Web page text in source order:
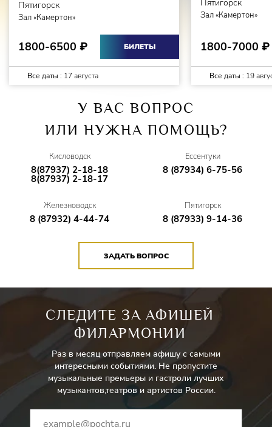
Пятигорск
Зал «Камертон»
1800-6500 ₽ БИЛЕТЫ
Все даты : 17 августа
Пятигорск
Зал «Камертон»
1800-7000 ₽
Все даты : 19
У ВАС ВОПРОС
ИЛИ НУЖНА ПОМОЩЬ?
Кисловодск
8(87937) 2-18-18
8(87937) 2-18-17
Ессентуки
8 (87934) 6-75-56
Железноводск
8 (87932) 4-44-74
Пятигорск
8 (87933) 9-14-36
ЗАДАТЬ ВОПРОС
СЛЕДИТЕ ЗА АФИШЕЙ
ФИЛАРМОНИИ
Раз в месяц отправляем афишу с самыми
интересными событиями. Не пропустите
музыкальные премьеры и гастроли лучших
музыкантов,театров и артистов России.